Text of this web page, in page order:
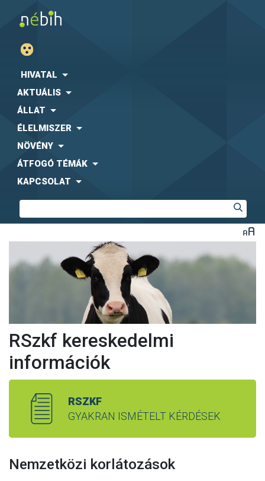
HIVATAL
AKTUÁLIS
ÁLLAT
ÉLELMISZER
NÖVÉNY
ÁTFOGÓ TÉMÁK
KAPCSOLAT
RSzkf kereskedelmi
információk
RSZKF
GYAKRAN ISMÉTELT KÉRDÉSEK
Nemzetközi korlátozások